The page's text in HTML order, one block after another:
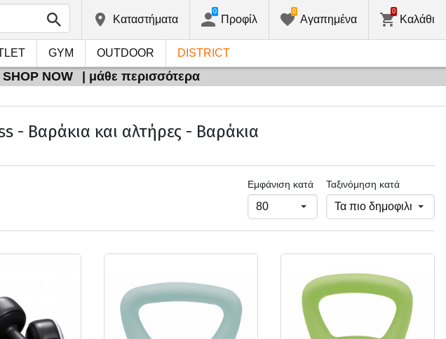
Kαταστήματα Προφίλ
0
Αγαπημένα
0
Καλάθι
0
GYM OUTDOOR DISTRICT
NOW | μάθε περισσότερα
- Βαράκια και αλτήρες - Βαράκια
Εμφάνιση κατά Ταξινόμηση κατά